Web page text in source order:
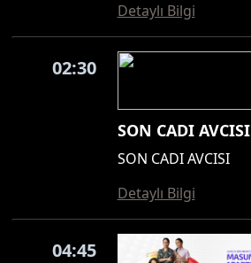
Detaylı Bilgi
02:30
SON CADI AVCISI
SON CADI AVCISI
Detaylı Bilgi
04:45